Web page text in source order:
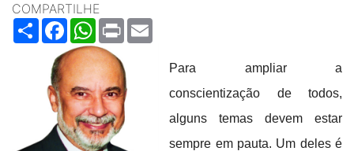
COMPARTILHE
ShareFacebookWhatsApp
Print
Para ampliar a
conscientização de todos,
alguns temas devem estar
sempre em pauta. Um deles é